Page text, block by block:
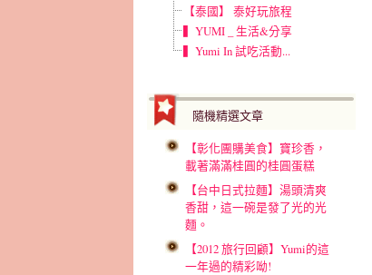
【泰國】 泰好玩旅程
▍YUMI _ 生活&分享
▍Yumi In 試吃活動...
隨機精選文章
【彰化團購美食】寶珍香，
載著滿滿桂圓的桂圓蛋糕
【台中日式拉麵】湯頭清爽
香甜，這一碗是發了光的光
麵。
【2012 旅行回顧】Yumi的這
一年過的精彩呦!